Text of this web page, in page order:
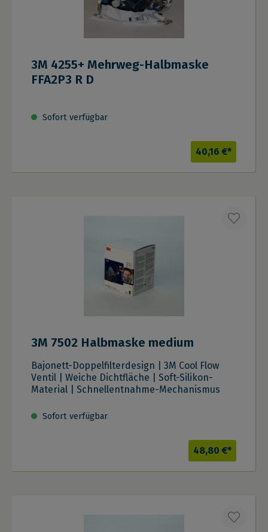
3M 4255+ Mehrweg-Halbmaske
FFA2P3 R D
Sofort verfügbar
40,16 €*
3M 7502 Halbmaske medium
Bajonett-Doppelfilterdesign | 3M Cool Flow
Ventil | Weiche Dichtfläche | Soft-Silikon-
Material | Schnellentnahme-Mechanismus
Sofort verfügbar
48,80 €*